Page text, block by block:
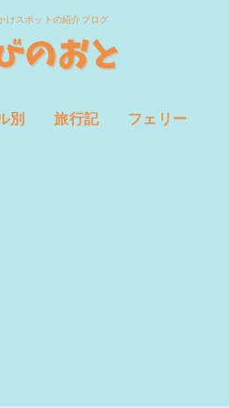
けスポットの紹介ブログ
別 旅行記 フェリー